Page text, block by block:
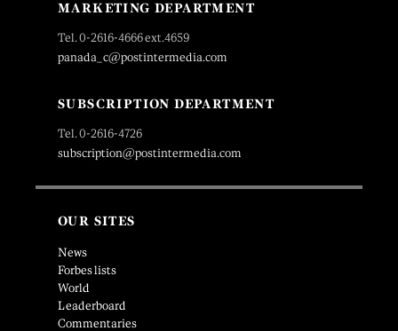
MARKETING DEPARTMENT
Tel. 0-2616-4666 ext.4659
panada_c@postintermedia.com
SUBSCRIPTION DEPARTMENT
Tel. 0-2616-4726
subscription@postintermedia.com
OUR SITES
News
Forbes lists
World
Leaderboard
Commentaries